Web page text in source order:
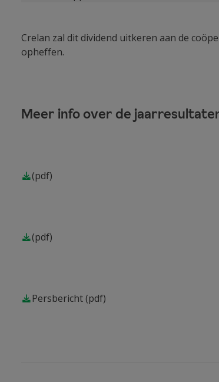
Crelan zal dit dividend uitkeren aan de
opheffen.
Meer info over de
(pdf)
(pdf)
Persbericht (pdf)